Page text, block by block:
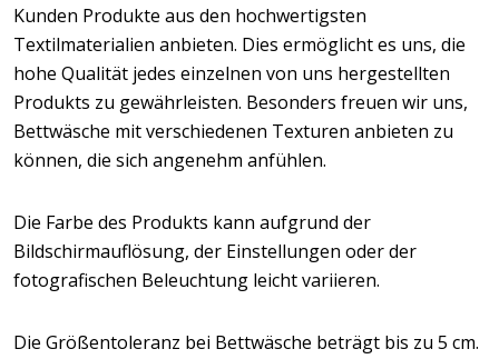
Kunden Produkte aus den hochwertigsten
Textilmaterialien anbieten. Dies ermöglicht es uns, die
hohe Qualität jedes einzelnen von uns hergestellten
Produkts zu gewährleisten. Besonders freuen wir uns,
Bettwäsche mit verschiedenen Texturen anbieten zu
können, die sich angenehm anfühlen.
Die Farbe des Produkts kann aufgrund der
Bildschirmauflösung, der Einstellungen oder der
fotografischen Beleuchtung leicht variieren.
Die Größentoleranz bei Bettwäsche beträgt bis zu 5 cm.